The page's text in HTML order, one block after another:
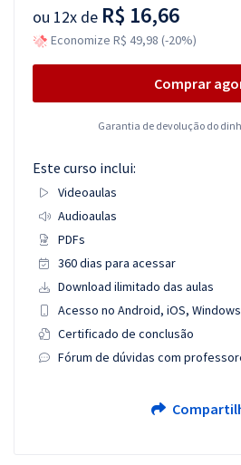
ou 12x de R$ 16,66
Economize R$ 49,98 (-20%)
Comprar
Garantia de devolução do
Este curso inclui:
Videoaulas
Audioaulas
PDFs
360 dias para acessar
Download ilimitado das aulas
Acesso no Android, iOS,
Certificado de conclusão
Fórum de dúvidas com